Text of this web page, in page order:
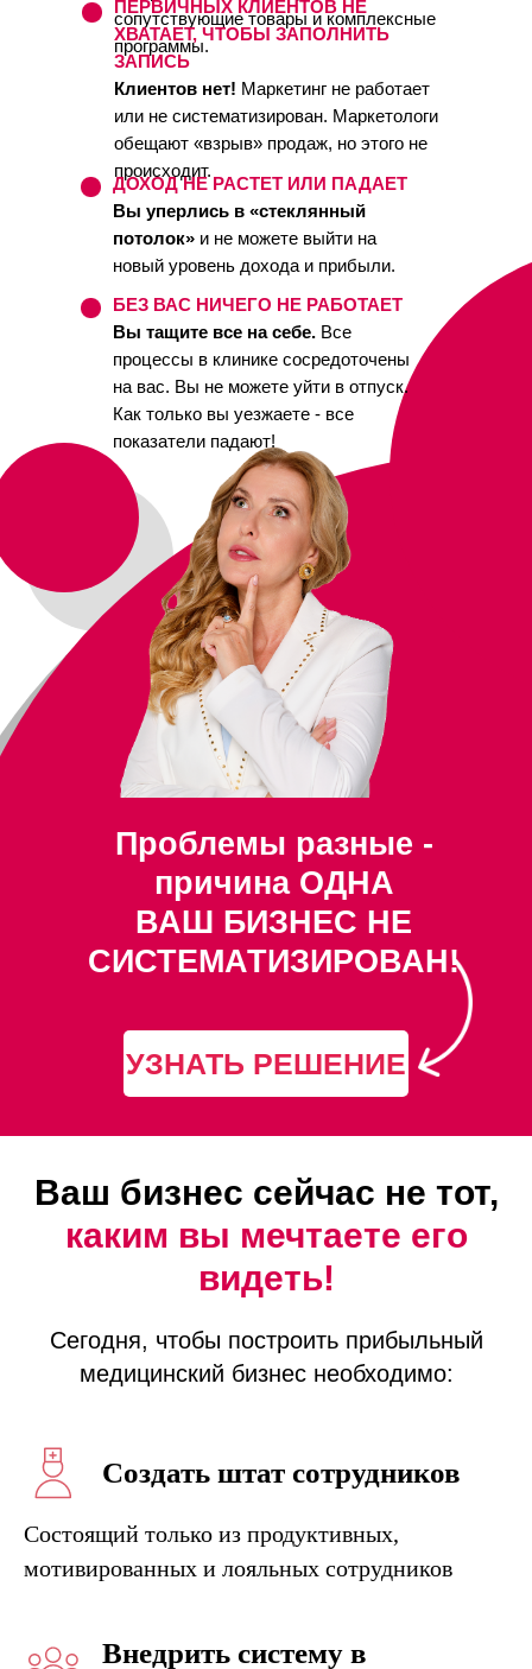
ДОХОД НЕ РАСТЕТ ИЛИ ПАДАЕТ
Вы уперлись в «стеклянный
потолок» и не можете выйти на
новый уровень дохода и прибыли.
сопутствующие товары и комплексные
программы.
БЕЗ ВАС НИЧЕГО НЕ РАБОТАЕТ
Вы тащите все на себе. Все
процессы в клинике сосредоточены
на вас. Вы не можете уйти в отпуск.
Как только вы уезжаете - все
показатели падают!
ПЕРВИЧНЫХ КЛИЕНТОВ НЕ
ХВАТАЕТ, ЧТОБЫ ЗАПОЛНИТЬ
ЗАПИСЬ
Клиентов нет! Маркетинг не работает
или не систематизирован. Маркетологи
обещают «взрыв» продаж, но этого не
происходит.
Проблемы разные -
причина ОДНА
ВАШ БИЗНЕС НЕ
СИСТЕМАТИЗИРОВАН!
УЗНАТЬ РЕШЕНИЕ
Ваш бизнес сейчас не тот,
каким вы мечтаете его
видеть!
Сегодня, чтобы построить прибыльный
медицинский бизнес необходимо:
Создать штат сотрудников
Состоящий только из продуктивных,
мотивированных и лояльных сотрудников
Внедрить систему в